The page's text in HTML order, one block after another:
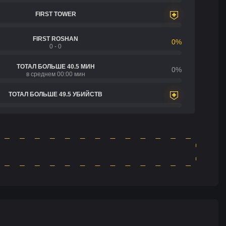
FIRST TOWER
FIRST ROSHAN
0 - 0
0%
ТОТАЛ БОЛЬШЕ 40.5 МИН
в среднем 00:00 мин
0%
ТОТАЛ БОЛЬШЕ 49.5 УБИЙСТВ